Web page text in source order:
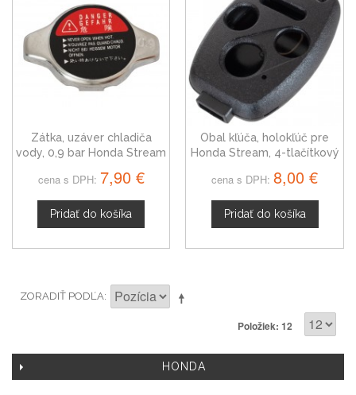
Zátka, uzáver chladiča
vody, 0,9 bar Honda Stream
cena s DPH: 7,90 €
Pridať do košíka
Obal kľúča, holokľúč pre
Honda Stream, 4-tlačítkový
cena s DPH: 8,00 €
Pridať do košíka
ZORADIŤ PODĽA
Položiek: 12
HONDA